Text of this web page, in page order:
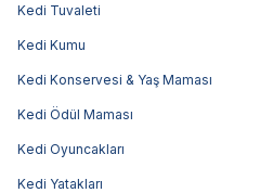
Kedi Tuvaleti
Kedi Kumu
Kedi Konservesi & Yaş Maması
Kedi Ödül Maması
Kedi Oyuncakları
Kedi Yatakları